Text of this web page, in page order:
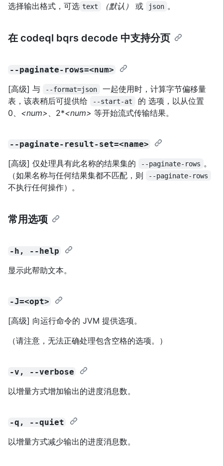
选择输出格式，可选 text （默认） 或 json 。
在 codeql bqrs decode 中支持分页
--paginate-rows=<num>
[高级] 与 --format=json
一起使用时，计算字节偏移量
表，该表稍后可提供给
--start-at 的 选项，以从位置
0、 <num> 、2*<num> 等开始流式传输结果。
--paginate-result-set=<name>
[高级] 仅处理具有此名称的结果集的 --paginate-rows 。
（如果名称与任何结果集都不匹配，则
--paginate-rows
不执行任何操作）。
常用选项
-h, --help
显示此帮助文本。
-J=<opt>
[高级] 向运行命令的 JVM 提供选项。
（请注意，无法正确处理包含空格的选项。）
-v, --verbose
以增量方式增加输出的进度消息数。
-q, --quiet
以增量方式减少输出的进度消息数。